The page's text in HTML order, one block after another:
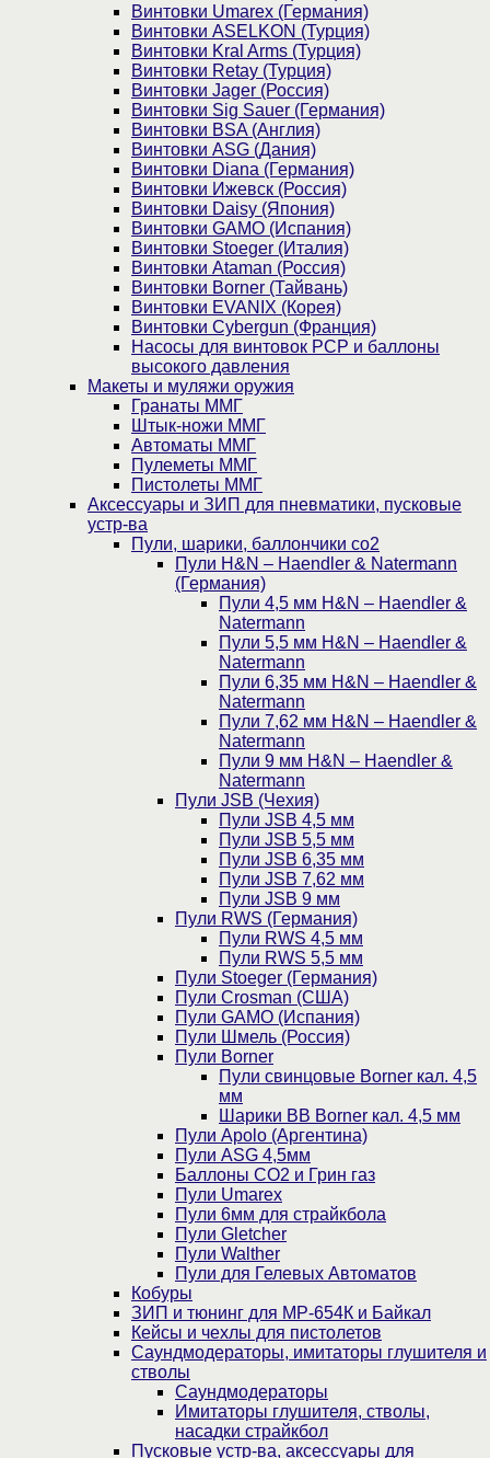
Винтовки Umarex (Германия)
Винтовки ASELKON (Турция)
Винтовки Kral Arms (Турция)
Винтовки Retay (Турция)
Винтовки Jager (Россия)
Винтовки Sig Sauer (Германия)
Винтовки BSA (Англия)
Винтовки ASG (Дания)
Винтовки Diana (Германия)
Винтовки Ижевск (Россия)
Винтовки Daisy (Япония)
Винтовки GAMO (Испания)
Винтовки Stoeger (Италия)
Винтовки Ataman (Россия)
Винтовки Borner (Тайвань)
Винтовки EVANIX (Корея)
Винтовки Cybergun (Франция)
Насосы для винтовок PCP и баллоны
высокого давления
Макеты и муляжи оружия
Гранаты ММГ
Штык-ножи ММГ
Автоматы ММГ
Пулеметы ММГ
Пистолеты ММГ
Аксессуары и ЗИП для пневматики, пусковые
устр-ва
Пули, шарики, баллончики со2
Пули H&N – Haendler & Natermann
(Германия)
Пули 4,5 мм H&N – Haendler &
Natermann
Пули 5,5 мм H&N – Haendler &
Natermann
Пули 6,35 мм H&N – Haendler &
Natermann
Пули 7,62 мм H&N – Haendler &
Natermann
Пули 9 мм H&N – Haendler &
Natermann
Пули JSB (Чехия)
Пули JSB 4,5 мм
Пули JSB 5,5 мм
Пули JSB 6,35 мм
Пули JSB 7,62 мм
Пули JSB 9 мм
Пули RWS (Германия)
Пули RWS 4,5 мм
Пули RWS 5,5 мм
Пули Stoeger (Германия)
Пули Crosman (США)
Пули GAMO (Испания)
Пули Шмель (Россия)
Пули Borner
Пули свинцовые Borner кал. 4,5
мм
Шарики BB Borner кал. 4,5 мм
Пули Apolo (Аргентина)
Пули ASG 4,5мм
Баллоны CO2 и Грин газ
Пули Umarex
Пули 6мм для страйкбола
Пули Gletcher
Пули Walther
Пули для Гелевых Автоматов
Кобуры
ЗИП и тюнинг для МР-654К и Байкал
Кейсы и чехлы для пистолетов
Саундмодераторы, имитаторы глушителя и
стволы
Саундмодераторы
Имитаторы глушителя, стволы,
насадки страйкбол
Пусковые устр-ва, аксессуары для